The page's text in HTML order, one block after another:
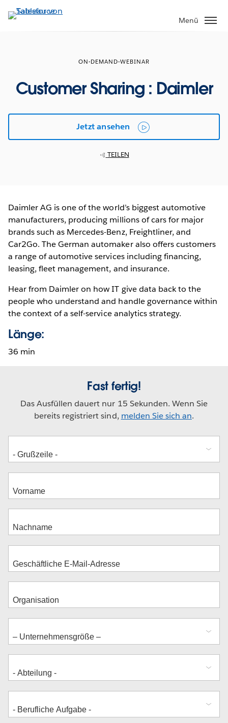
Direkt
zum
Menü
ON-DEMAND-WEBINAR
Customer Sharing : Daimler
Jetzt ansehen
TEILEN
Daimler AG is one of the world’s biggest automotive
manufacturers, producing millions of cars for major
brands such as Mercedes-Benz, Freightliner, and
Car2Go. The German automaker also offers customers
a range of automotive services including financing,
leasing, fleet management, and insurance.
Hear from Daimler on how IT give data back to the
people who understand and handle governance within
the context of a self-service analytics strategy.
Länge:
36 min
Fast fertig!
Das Ausfüllen dauert nur 15 Sekunden. Wenn Sie
bereits registriert sind, melden Sie sich an.